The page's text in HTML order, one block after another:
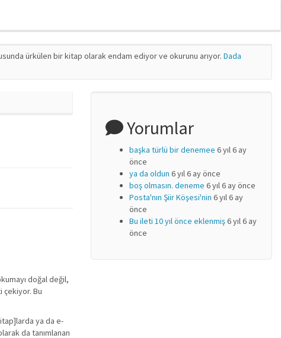
ürkülen bir kitap olarak endam ediyor ve okurunu arıyor. Dada
doğal değil,
çekiyor. Bu
ya da e-
da tanımlanan
Yorumlar
başka türlü bir denemee 6 yıl 6 ay
önce
ya da oldun 6 yıl 6 ay önce
boş olmasın. deneme 6 yıl 6 ay önce
Posta'nın Şiir Köşesi'nin 6 yıl 6 ay
önce
Bu ileti 10 yıl önce eklenmiş6 yıl 6 ay
önce